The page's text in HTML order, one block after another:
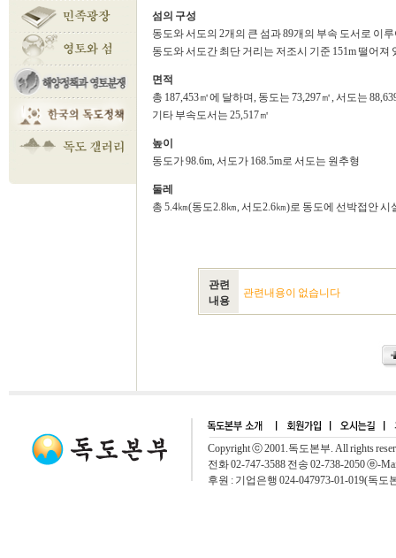
섬의 구성
동도와 서도의 2개의 큰 섬과 89개의 부속 도서로 이
동도와 서도간 최단 거리는 저조시 기준 151m 떨어져
면적
총 187,453㎡에 달하며, 동도는 73,297㎡, 서도는
기타 부속도서는 25,517㎡
높이
동도가 98.6m, 서도가 168.5m로 서도는 원추형
둘레
총 5.4㎞(동도2.8㎞, 서도2.6㎞)로 동도에 선박접안 시
관련
내용
관련내용이 없습니다
Copyright ⓒ 2001.독도본부. All rights
전화 02-747-3588 전송 02-738-2050 ⓔ-
후원 : 기업은행 024-047973-01-019(독도